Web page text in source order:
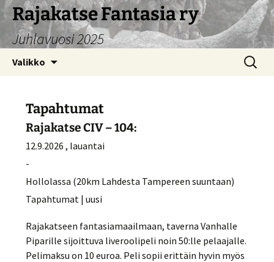
Siirry
sisältöön
Rajakatse Fantasia ry
Juhlavuosi 2025
Valikko Haku:
Tapahtumat
Rajakatse CIV – 104:
12.9.2026 , lauantai
-
Hollolassa (20km Lahdesta Tampereen suuntaan)
Tapahtumat | uusi
Rajakatseen fantasiamaailmaan, taverna Vanhalle
Piparille sijoittuva liveroolipeli noin 50:lle pelaajalle.
Pelimaksu on 10 euroa. Peli sopii erittäin hyvin myös